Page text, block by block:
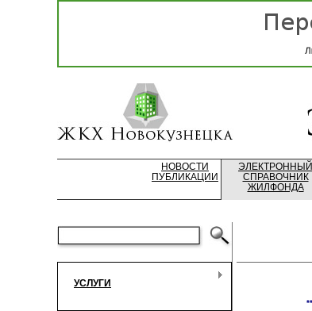
НОВОСТИ
ПУБЛИКАЦИИ
ЭЛЕКТРОННЫЙ
СПРАВОЧНИК
ЖИЛФОНДА
УСЛУГИ